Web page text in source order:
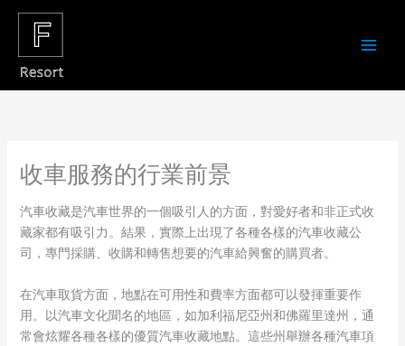
Skip
content
收車服務的行業前景
汽車收藏是汽車世界的一個吸引人的方面，對愛好者和非正式收
藏家都有吸引力。結果，實際上出現了各種各樣的汽車收藏公
司，專門採購、收購和轉售想要的汽車給興奮的購買者。
在汽車取貨方面，地點在可用性和費率方面都可以發揮重要作
用。以汽車文化聞名的地區，如加利福尼亞州和佛羅里達州，通
常會炫耀各種各樣的優質汽車收藏地點。這些州舉辦各種汽車項